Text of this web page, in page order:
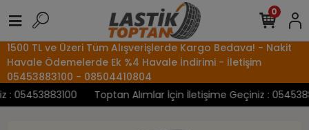
1500 TL ve Üzeri Tüm Alışverişlerde Kargo Bedava! - Nakit
Havale Ödemelerde Ek %4 Havale İndirimi - İletişim
05453883100 - 08504410804
Toptan Alımlar İçin İletişime Geçiniz :
0